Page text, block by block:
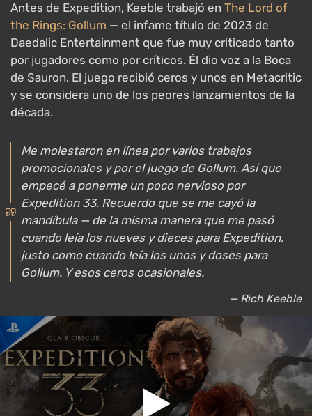
Antes de Expedition, Keeble trabajó en The Lord of
the Rings: Gollum — el infame título de 2023 de
Daedalic Entertainment que fue muy criticado tanto
por jugadores como por críticos. Él dio voz a la Boca
de Sauron. El juego recibió ceros y unos en Metacritic
y se considera uno de los peores lanzamientos de la
década.
Me molestaron en línea por varios trabajos
promocionales y por el juego de Gollum. Así que
empecé a ponerme un poco nervioso por
Expedition 33. Recuerdo que se me cayó la
mandíbula — de la misma manera que me pasó
cuando leía los nueves y dieces para Expedition,
justo como cuando leía los unos y doses para
Gollum. Y esos ceros ocasionales.
— Rich Keeble